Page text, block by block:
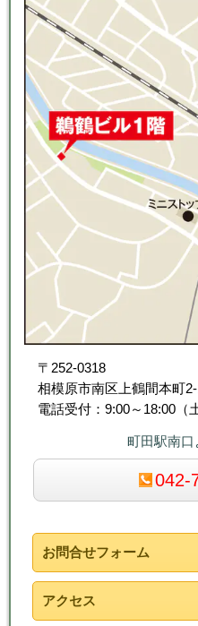
〒252-0318
相模原市南区上鶴間本町
電話受付：9:00～18:00（
町田駅南口
042-
お問合せフォーム
アクセス